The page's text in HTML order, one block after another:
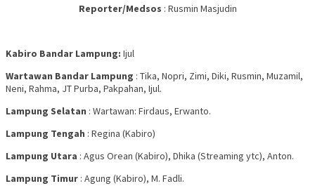
Reporter/Medsos : Rusmin Masjudin
Kabiro Bandar Lampung: Ijul
Wartawan Bandar Lampung : Tika, Nopri, Zimi, Diki, Rusmin, Muzamil,
Neni, Rahma, JT Purba, Pakpahan, Ijul.
Lampung Selatan : Wartawan: Firdaus, Erwanto.
Lampung Tengah : Regina (Kabiro)
Lampung Utara : Agus Orean (Kabiro), Dhika (Streaming ytc), Anton.
Lampung Timur : Agung (Kabiro), M. Fadli.